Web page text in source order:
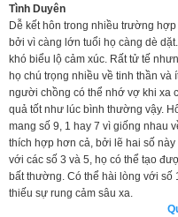
Tình Duyên
Dễ kết hôn trong nhiều trường
bởi vì càng lớn tuổi họ càng dè
khó biểu lộ cảm xúc. Rất tử tế
họ chú trọng nhiều về tinh thần và
người chồng có thể nhớ vợ khi xa
quả tốt như lúc bình thường vậy.
mang số 9, 1 hay 7 vì giống nhau
thích hợp hơn cả, bởi lẽ hai số
với các số 3 và 5, họ có thể tạo
bất thường. Có thể hài lòng với
thiếu sự rung cảm sâu xa.